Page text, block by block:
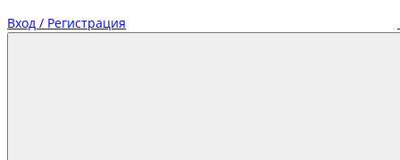
Вход / Регистрация